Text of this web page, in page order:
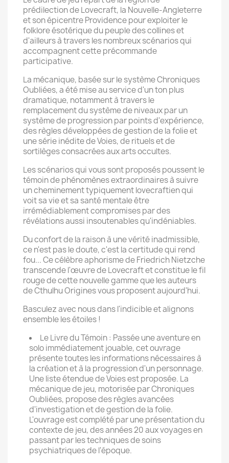
prédilection de Lovecraft, la Nouvelle-Angleterre
et son épicentre Providence pour exploiter le
folklore ésotérique du peuple des collines et
d'ailleurs à travers les nombreux scénarios qui
accompagnent cette précommande
participative.
La mécanique, basée sur le système Chroniques
Oubliées, a été mise au service d'un ton plus
dramatique, notamment à travers le
remplacement du système de niveaux par un
système de progression par points d'expérience,
des règles développées de gestion de la folie et
une série inédite de Voies, de rituels et de
sortilèges consacrées aux arts occultes.
Les scénarios qui vous sont proposés poussent le
témoin de phénomènes extraordinaires à suivre
un cheminement typiquement lovecraftien qui
voit sa vie et sa santé mentale être
irrémédiablement compromises par des
révélations aussi insoutenables qu'indéniables.
Du confort de la raison à une vérité inadmissible,
ce n'est pas le doute, c'est la certitude qui rend
fou... Ce célèbre aphorisme de Friedrich Nietzche
transcende l'œuvre de Lovecraft et constitue le fil
rouge de cette nouvelle gamme que les auteurs
de Cthulhu Origines vous proposent aujourd'hui.
Basculez avec nous dans l'indicible et alignons
ensemble les étoiles !
Le Livre du Témoin : Passée une aventure en
solo immédiatement jouable, cet ouvrage
présente toutes les informations nécessaires à
la création et à la progression d'un personnage.
Une liste étendue de Voies est proposée. La
mécanique de jeu, motorisée par Chroniques
Oubliées, propose des règles avancées
d'investigation et de gestion de la folie.
L'ouvrage est complété par une présentation du
contexte de jeu, des années 20 aux voyages en
passant par les techniques de soins
psychiatriques de l'époque.